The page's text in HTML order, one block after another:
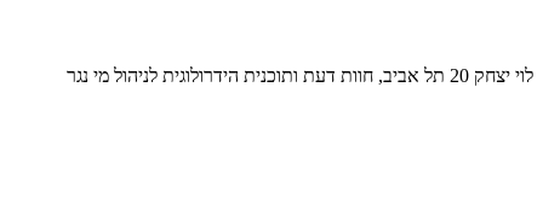
לוי יצחק 20 תל אביב, חוות דעת ותוכנית הידרולוגית לניהול מי נגר